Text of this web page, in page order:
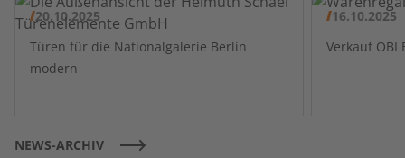
20.10.2025
Türen für die Nationalgalerie Berlin
modern
16.10.2025
NEWS-ARCHIV